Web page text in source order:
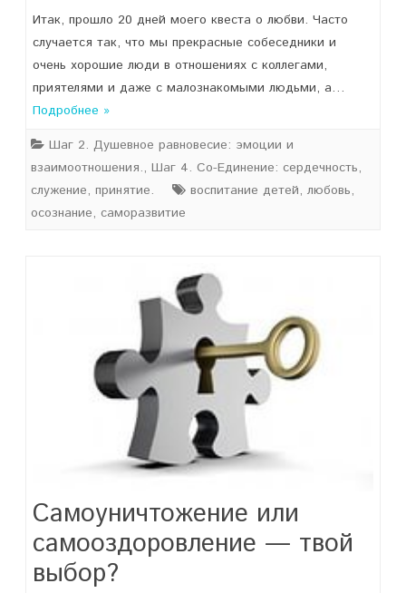
Итак, прошло 20 дней моего квеста о любви. Часто
случается так, что мы прекрасные собеседники и
очень хорошие люди в отношениях с коллегами,
приятелями и даже с малознакомыми людьми, а…
Подробнее »
Шаг 2. Душевное равновесие: эмоции и
взаимоотношения., Шаг 4. Со-Единение: сердечность,
служение, принятие.
воспитание детей, любовь,
осознание, саморазвитие
Самоуничтожение или
самооздоровление — твой
выбор?